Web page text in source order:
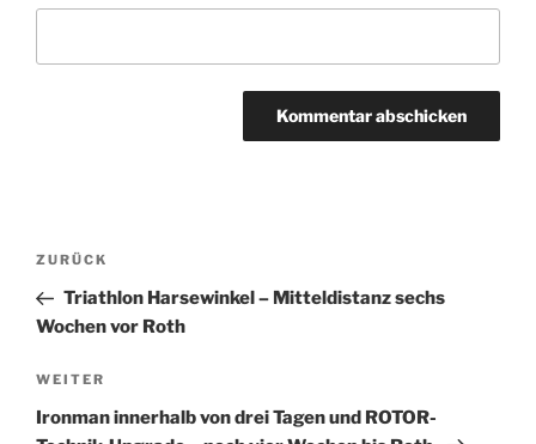
Beitragsnavigation
Vorheriger
Beitrag
ZURÜCK
Triathlon Harsewinkel – Mitteldistanz sechs
Wochen vor Roth
Nächster
Beitrag
WEITER
Ironman innerhalb von drei Tagen und ROTOR-